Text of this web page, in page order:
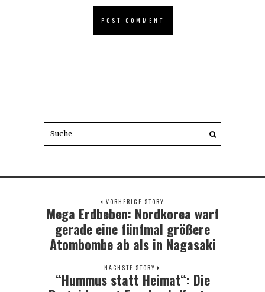
VORHERIGE STORY
Previous
post:
Mega Erdbeben: Nordkorea warf
gerade eine fünfmal größere
Atombombe ab als in Nagasaki
NÄCHSTE STORY
Next
“Hummus statt Heimat“: Die